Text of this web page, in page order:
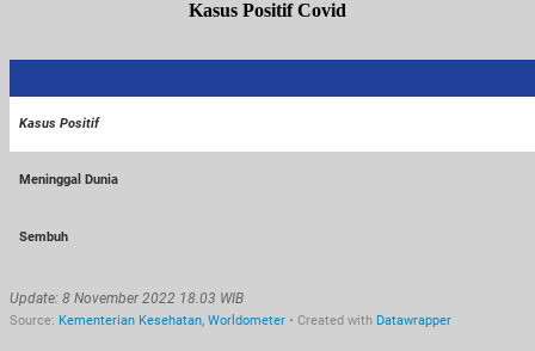
Kasus Positif Covid